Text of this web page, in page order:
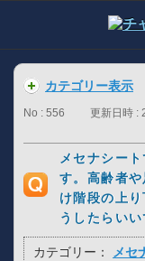
カテゴリー表示
No : 556 更新日時 :
メセナシー
す。高齢者
け階段の上
うしたらいい
カテゴリー：
メセ